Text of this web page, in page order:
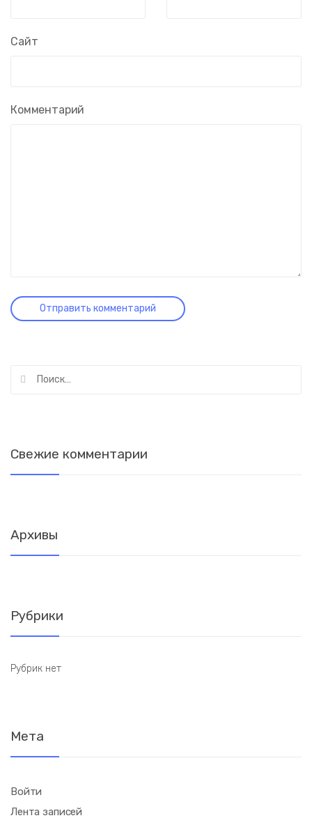
Комментарий
Сайт
Свежие комментарии
Архивы
Рубрики
Рубрик нет
Мета
Войти
Лента записей